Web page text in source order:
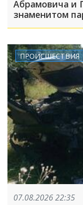
Абрамовича и
знаменитом
ПРОИСШЕСТВИЯ
07.08.2026 22:35